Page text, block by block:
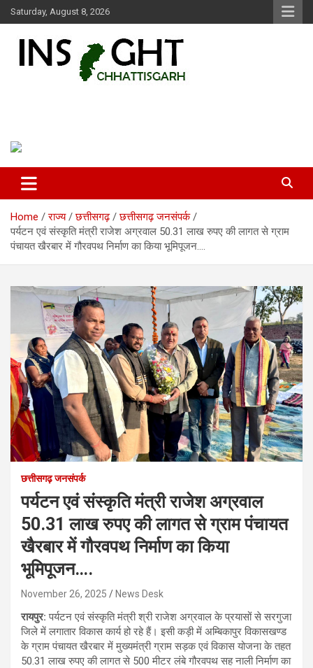
Skip
to
Saturday, August 8, 2026
Home राज्य छत्तीसगढ़
छत्तीसगढ़ जनसंपर्क
पर्यटन एवं संस्कृति मंत्री राजेश अग्रवाल 50.31 लाख रुपए की लागत से ग्राम
पंचायत खैरबार में गौरवपथ निर्माण का किया भूमिपूजन….
छत्तीसगढ़ जनसंपर्क
पर्यटन एवं संस्कृति मंत्री राजेश अग्रवाल
50.31 लाख रुपए की लागत से ग्राम पंचायत
खैरबार में गौरवपथ निर्माण का किया
भूमिपूजन….
November 26, 2025 News Desk
रायपुर:पर्यटन एवं संस्कृति मंत्री श्री राजेश अग्रवाल के प्रयासों से सरगुजा
जिले में लगातार विकास कार्य हो रहे हैं। इसी कड़ी में अम्बिकापुर विकासखण्ड
के ग्राम पंचायत खैरबार में मुख्यमंत्री ग्राम सड़क एवं विकास योजना के तहत
50.31 लाख रुपए की लागत से 500 मीटर लंबे गौरवपथ सह नाली निर्माण का